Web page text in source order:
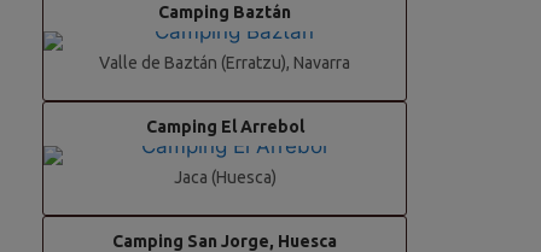
Camping Baztán
Valle de Baztán (Erratzu), Navarra
Camping El Arrebol
Jaca (Huesca)
Camping San Jorge, Huesca